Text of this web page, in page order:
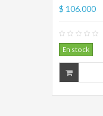
$ 106.000
En stock